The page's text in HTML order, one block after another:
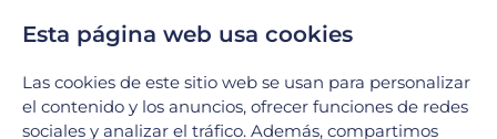
el tratamiento de afecciones complejas. Hoy
Esta página web usa cookies
Las cookies de este sitio web se usan para personalizar
el contenido y los anuncios, ofrecer funciones de redes
sociales y analizar el tráfico. Además, compartimos